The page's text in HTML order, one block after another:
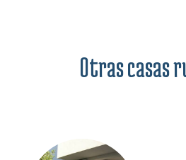
Otras casas